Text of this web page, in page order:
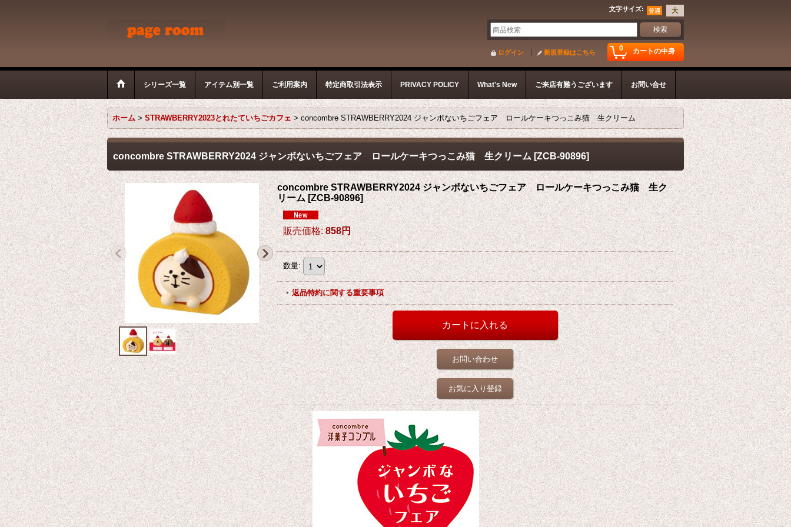
文字サイズ:
0 カートの中身
ログイン 新規登録はこちら
シリーズ一覧 アイテム別一覧 ご利用案内 特定商取引法表示 PRIVACY POLICY What's New ご来店有難うございます お問い合せ
ホーム > STRAWBERRY2023とれたていちごカフェ > concombre STRAWBERRY2024 ジャンボないちごフェア ロールケーキつっこみ猫 生クリーム
concombre STRAWBERRY2024 ジャンボないちごフェア ロールケーキつっこみ猫 生クリーム [ZCB-90896]
concombre STRAWBERRY2024 ジャンボないちごフェア ロールケーキつっこみ猫 生ク
リーム [ZCB-90896]
販売価格: 858円
数量:
返品特約に関する重要事項
お問い合わせ
お気に入り登録